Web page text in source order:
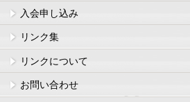
入会申し込み
リンク集
リンクについて
お問い合わせ